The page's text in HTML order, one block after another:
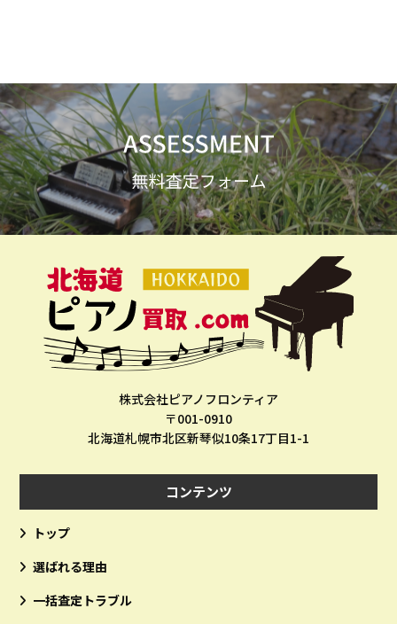
株式会社ピアノフロンティア
〒001-0910
北海道札幌市北区新琴似10条17丁目1-1
コンテンツ
トップ
選ばれる理由
一括査定トラブル